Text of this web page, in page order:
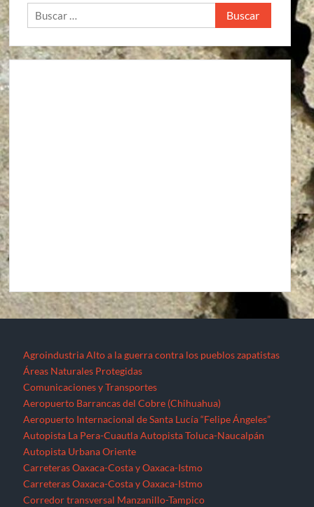
Buscar:
Agroindustria Alto a la guerra contra los pueblos zapatistas
Áreas Naturales Protegidas
Comunicaciones y Transportes
Aeropuerto Barrancas del Cobre (Chihuahua)
Aeropuerto Internacional de Santa Lucía “Felipe Ángeles”
Autopista La Pera-Cuautla Autopista Toluca-Naucalpán
Autopista Urbana Oriente
Carreteras Oaxaca-Costa y Oaxaca-Istmo
Carreteras Oaxaca-Costa y Oaxaca-Istmo
Corredor transversal Manzanillo-Tampico